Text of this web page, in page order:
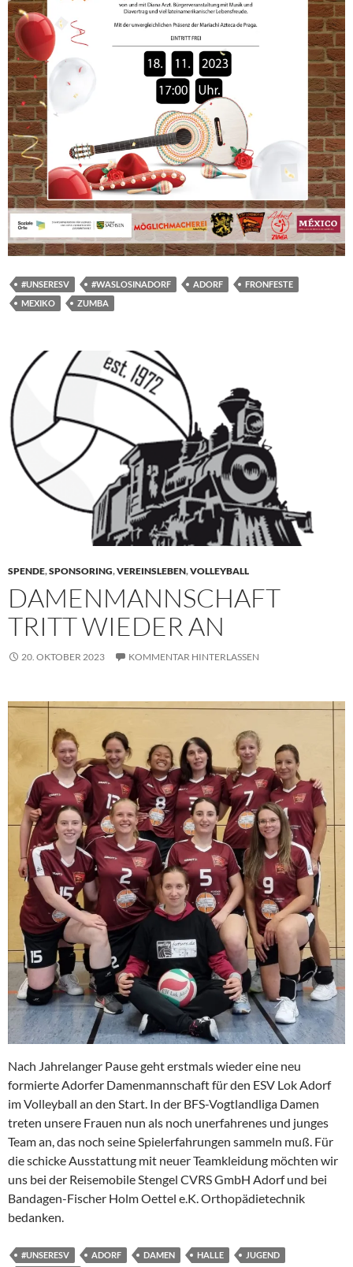
#UNSERESV #WASLOSINADORF ADORF
FRONFESTE
MEXIKO
ZUMBA
SPENDE,SPONSORING,VEREINSLEBEN,VOLLEYBALL
DAMENMANNSCHAFT
TRITT WIEDER AN
20. OKTOBER 2023 KOMMENTAR HINTERLASSEN
Nach Jahrelanger Pause geht erstmals wieder eine neu
formierte Adorfer Damenmannschaft für den ESV Lok Adorf
im Volleyball an den Start. In der BFS-Vogtlandliga Damen
treten unsere Frauen nun als noch unerfahrenes und junges
Team an, das noch seine Spielerfahrungen sammeln muß. Für
die schicke Ausstattung mit neuer Teamkleidung möchten wir
uns bei der Reisemobile Stengel CVRS GmbH Adorf und bei
Bandagen-Fischer Holm Oettel e.K. Orthopädietechnik
bedanken.
#UNSERESV ADORF DAMEN HALLE
JUGEND